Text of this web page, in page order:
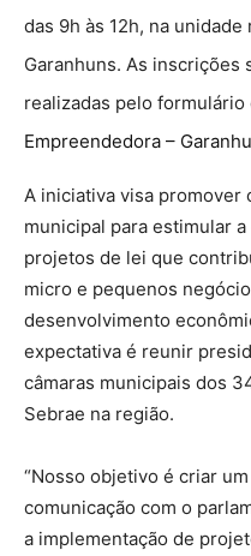
das 9h às 12h, na
Garanhuns. As inscrições
realizadas pelo
Empreendedora –
A iniciativa visa promover
municipal para estimular
projetos de lei que
micro e pequenos
desenvolvimento
expectativa é reunir
câmaras municipais dos
Sebrae na região.
“Nosso objetivo é criar
comunicação com o
a implementação de